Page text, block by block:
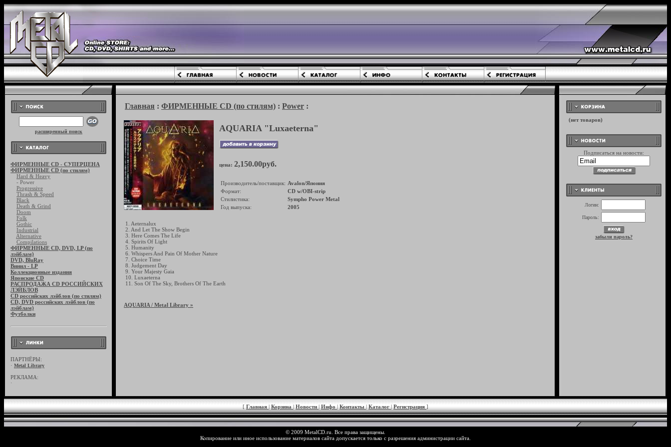
расширенный поиск
ФИРМЕННЫЕ CD - СУПЕРЦЕНА
ФИРМЕННЫЕ CD (по стилям)
Hard & Heavy
- Power
Progressive
Thrash & Speed
Black
Death & Grind
Doom
Folk
Gothic
Industrial
Alternative
Compilations
ФИРМЕННЫЕ CD, DVD, LP (по
лэйблам)
DVD, BluRay
Винил - LP
Коллекционные издания
Японские CD
РАСПРОДАЖА CD РОССИЙСКИХ
ЛЭЙБЛОВ
CD российских лэйблов (по стилям)
CD, DVD российских лэйблов (по
лэйблам)
Футболки
ПАРТНЁРЫ:
· Metal Library
РЕКЛАМА:
·
Главная : ФИРМЕННЫЕ CD (по стилям) : Power :
AQUARIA "Luxaeterna"
цена: 2,150.00руб.
Производитель/поставщик: Avalon/Япония
Формат:
CD w/OBI-strip
Стилистика:
Sympho Power Metal
Год выпуска:
2005
1. Aeternalux
2. And Let The Show Begin
3. Here Comes The Life
4. Spirits Of Light
5. Humanity
6. Whispers And Pain Of Mother Nature
7. Choice Time
8. Judgement Day
9. Your Majesty Gaia
10. Luxaeterna
11. Son Of The Sky, Brothers Of The Earth
AQUARIA / Metal Library »
Подписаться на новости:
Логин:
Пароль:
забыли пароль?
[ Главная | Корзина | Новости | Инфо | Контакты | Каталог | Регистрация ]
© 2009 MetalCD.ru. Все права защищены.
Копирование или иное использование материалов сайта допускается только с разрешения администрации сайта.